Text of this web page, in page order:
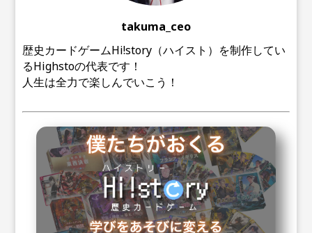
takuma_ceo
歴史カードゲームHi!story（ハイスト）を制作してい
るHighstoの代表です！
人生は全力で楽しんでいこう！